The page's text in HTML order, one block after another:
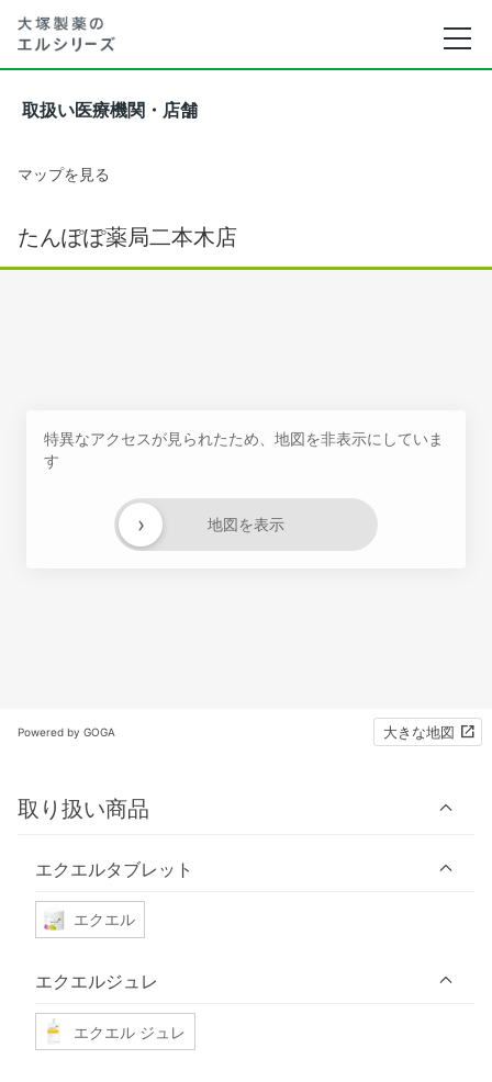
取扱い医療機関・店舗
マップを見る
たんぽぽ薬局二本木店
特異なアクセスが見られたため、地図を非表示にしていま
す
地図を表示
›
Powered by GOGA 大きな地図
取り扱い商品
エクエルタブレット
エクエル
エクエルジュレ
エクエル ジュレ